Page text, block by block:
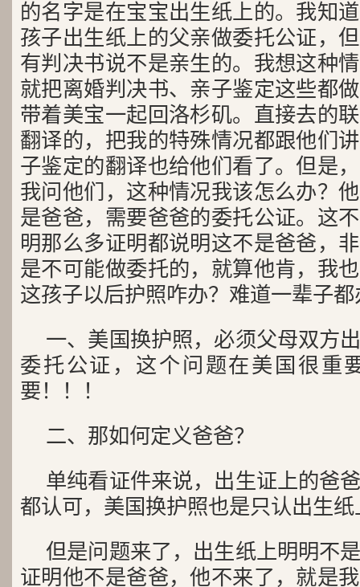
的名字是在宝宝出生纸上的。我知
孩子出生纸上的父亲做委托公证，
有判决书说不是亲生的。我想这种
就把离婚判决书、亲子鉴定这些都
带着美宝一起回洛杉矶。直接去的
翻译的，把我的特殊情况都跟他们
子鉴定的翻译也给他们看了。但是
我问他们，这种情况我该怎么办？
是爸爸，需要爸爸的委托公证。这
明那么多证明都说明这不是爸爸，
是不可能做委托的，就算他肯，我
这孩子以后护照咋办？难道一辈子
一、美国换护照，必须父母双方
委托公证，这个问题在美国很重
要！！！
二、那如何定义爸爸？
单纯看证件来说，出生证上的爸
都认可，美国换护照也是只认出生
但是问题来了，出生纸上明明不
证明他不是爸爸，他不来了，就是